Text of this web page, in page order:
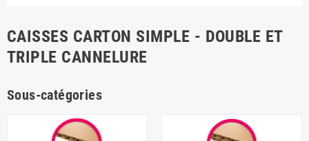
CAISSES CARTON SIMPLE - DOUBLE ET
TRIPLE CANNELURE
Sous-catégories